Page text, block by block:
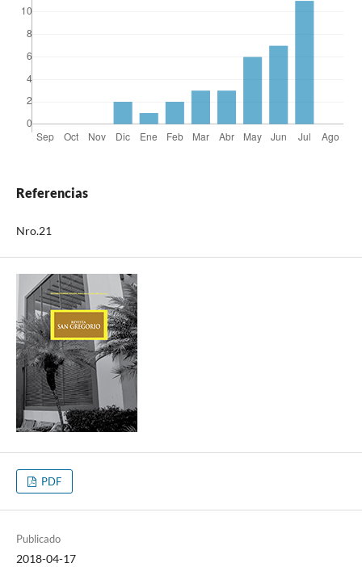
Referencias
Nro.21
PDF
Publicado
2018-04-17